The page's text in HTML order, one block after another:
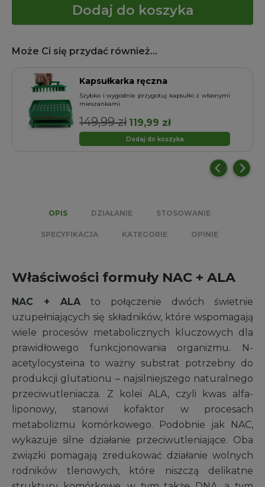
Dodaj do koszyka
Może Ci się przydać również...
Kapsułkarka ręczna
Szybko i wygodnie przygotuj kapsułki z własnymi
mieszankami
149,99zł Pierwotna
cena
119,99 złAktualna
cena
Dodaj do koszyka
OPIS DZIAŁANIE STOSOWANIE
SPECYFIKACJA KATEGORIE OPINIE
Właściwości formuły NAC + ALA
NAC + ALA to połączenie dwóch świetnie
uzupełniających się składników, które wspomagają
wiele procesów metabolicznych kluczowych dla
prawidłowego funkcjonowania organizmu. N-
acetylocysteina to ważny substrat potrzebny do
produkcji glutationu – najsilniejszego naturalnego
przeciwutleniacza. Z kolei ALA, czyli kwas alfa-
liponowy, stanowi kofaktor w procesach
metabolizmu komórkowego. Podobnie jak NAC,
wykazuje silne działanie przeciwutleniające. Oba
związki pomagają zredukować działanie wolnych
rodników tlenowych, które niszczą delikatne